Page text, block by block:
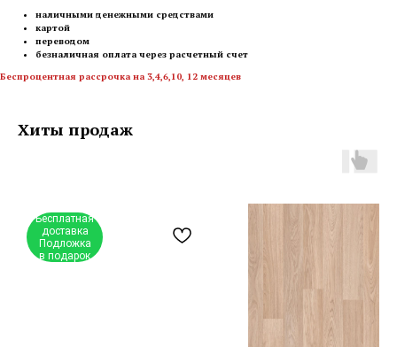
наличными денежными средствами
картой
переводом
безналичная оплата через расчетный счет
Беспроцентная рассрочка на 3,4,6,10, 12 месяцев
Хиты продаж
Бесплатная
доставка
Подложка
в подарок